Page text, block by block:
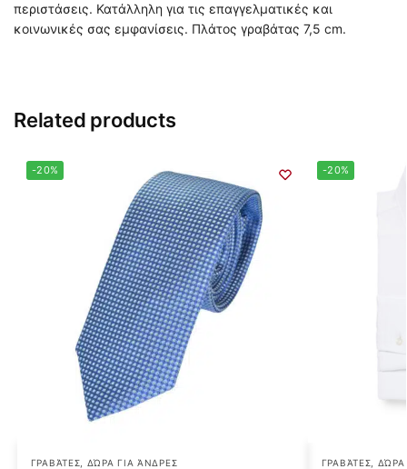
περιστάσεις. Κατάλληλη για τις επαγγελματικές και
κοινωνικές σας εμφανίσεις. Πλάτος γραβάτας 7,5 cm.
Related products
-20%
ΓΡΑΒΆΤΕΣ ΔΏΡΑ ΓΙΑ ΆΝΔΡΕΣ
-20%
ΓΡΑΒΆΤΕΣ ΔΏΡΑ